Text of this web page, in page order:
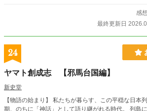
感
最終更新日
24
ヤマト創成志 【邪馬台国編】
新史堂
【物語の始まり】 私たちが暮らす、この平穏な日本列島。 その遥かなる黎明
期、のちに「神話」として語り継がれる時代。 列島には、東アジアの海を駆け